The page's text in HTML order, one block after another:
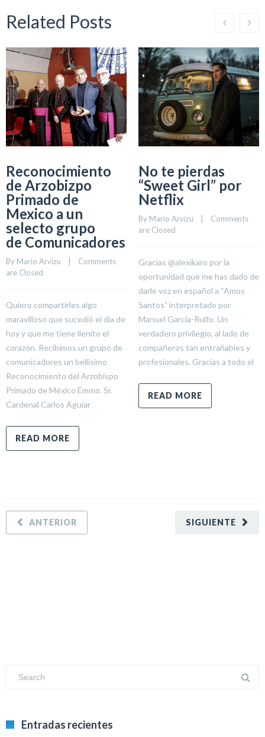
Related Posts
Reconocimiento
de Arzobizpo
Primado de
Mexico a un
selecto grupo
de Comunicadores
By Mario Arvizu
Comments
are Closed
Quiero compartirles algo
maravilloso que sucedió el día de
hoy y que me tiene llenito el
corazón. Recibimos un grupo de
comunicadores un bellísimo
Reconocimiento del Arzobispo
Primado de México Emmo. Sr.
Cardenal Carlos Aguiar
READ MORE
No te pierdas
“Sweet Girl” por
Netflix
By Mario Arvizu
Comments
are Closed
Gracias @alexikaro por la
oportunidad que me has dado de
darle voz en español a “Amos
Santos” interpretado por
Manuel García-Rulfo. Un
verdadero privilegio, al lado de
compañeros tan entrañables y
profesionales. Gracias a todo el
READ MORE
SIGUIENTE
ANTERIOR
Entradas recientes